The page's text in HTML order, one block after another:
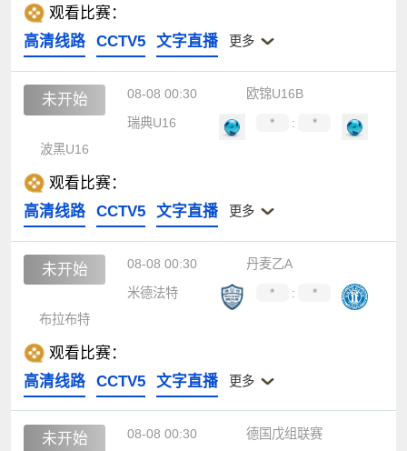
观看比赛：
高清线路
CCTV5 文字直播 更多
未开始 08-08 00:30
欧锦U16B
瑞典U16
* :
*
波黑U16
观看比赛：
高清线路
CCTV5 文字直播 更多
未开始 08-08 00:30
丹麦乙A
米德法特
* :
*
布拉布特
观看比赛：
高清线路
CCTV5 文字直播 更多
未开始 08-08 00:30
德国戊组联赛